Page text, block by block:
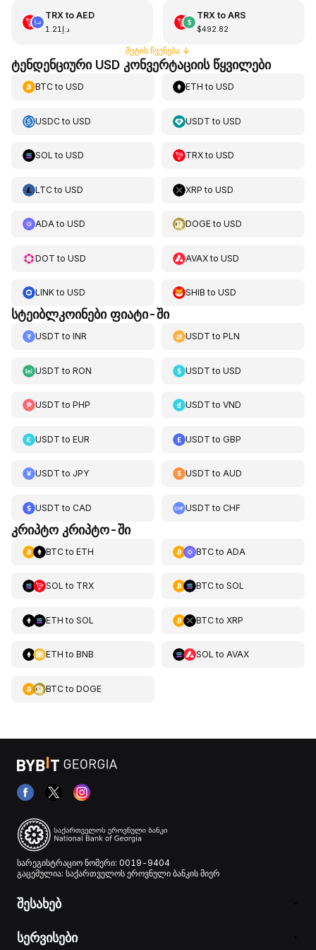
TRXto AED
د.إ1.21
TRXto ARS
$492.82
მეტის ჩვენება ↓
ტენდენციური USD კონვერტაციის წყვილები
BTCto USD ETH toUSD
USDCto USD USDT toUSD
SOL to USD TRXtoUSD
LTCto USD XRP toUSD
ADAto USD DOGEtoUSD
DOT to USD AVAXtoUSD
LINKto USD SHIB toUSD
სტეიბლკოინები ფიატი-ში
USDT to INR USDT toPLN
USDT to RON USDT toUSD
USDT to PHP USDT toVND
USDT to EUR USDT toGBP
USDT to JPY USDT toAUD
USDT to CAD USDT toCHF
კრიპტო კრიპტო-ში
BTCto ETH BTCto ADA
SOL to TRX BTCto SOL
ETH to SOL BTCto XRP
ETH to BNB SOL to AVAX
BTCto DOGE
სარეგისტრაციო ნომერი: 0019-9404
გაცემულია: საქართველოს ეროვნული ბანკის მიერ
შესახებ
სერვისები